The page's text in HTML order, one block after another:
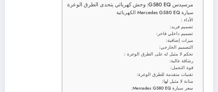
مرسيدس G580 EQ: وحش كهربائي يتحدى الطرق الوعرة
سيارة Mercedes G580 EQ الكهربائية
الأداء :
تصميم فريد:
تصميم داخلي فاخر:
ميزات إضافية:
التصميم الخارجي:
تحكم لا مثيل له على الطرق الوعرة :
رشاقة عالية:
قوة التحمل:
تقنيات متقدمة للطرق الوعرة:
متانة لا مثيل لها:
سعر سيارة Mercedes G580 EQ: